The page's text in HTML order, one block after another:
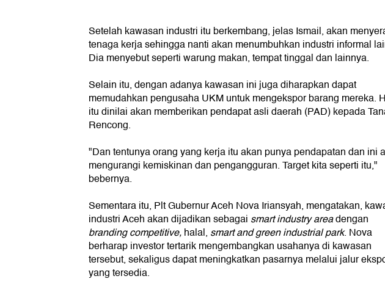
Setelah kawasan industri itu berkembang, jelas Ismail, akan
tenaga kerja sehingga nanti akan menumbuhkan industri informal
Dia menyebut seperti warung makan, tempat tinggal dan lainnya.
Selain itu, dengan adanya kawasan ini juga diharapkan dapat
memudahkan pengusaha UKM untuk mengekspor barang mereka.
itu dinilai akan memberikan pendapat asli daerah (PAD) kepada
Rencong.
"Dan tentunya orang yang kerja itu akan punya pendapatan dan ini
mengurangi kemiskinan dan pengangguran. Target kita seperti itu,"
bebernya.
Sementara itu, Plt Gubernur Aceh Nova Iriansyah, mengatakan,
industri Aceh akan dijadikan sebagai smart industry areadengan
branding competitive,halal, smart and green industrial park. Nova
berharap investor tertarik mengembangkan usahanya di kawasan
tersebut, sekaligus dapat meningkatkan pasarnya melalui jalur
yang tersedia.